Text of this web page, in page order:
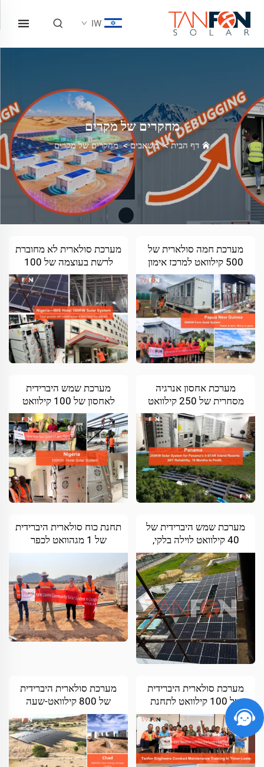
IW
מחקרים של מקרים
דף הבית>משאבים>מחקרים של מקרים
מערכת חמה סולארית של
500 קילוואט למרכז אימון
חקלאי בפפואה גינאה
החדשה
מערכת סולארית לא מחוברת
לרשת בעוצמה של 100
קילוואט למחסום בוטיק
בלאגוס, ניגריה
מערכת אחסון אנרגיה
מסחרית של 250 קילוואט
לمنتجה אייתית בדרגת
חמישה כוכבים בפנמה
מערכת שמש היברידית
לאחסון של 100 קילוואט
למלון בלאגוס, ניגריה
מערכת שמש היברידית של
40 קילוואט לוילה בלקי,
ניגריה
תחנת כוח סולארית היברידית
של 1 מגהוואט לכפר
בלובומבאשי, רפובליקת קונגו
מערכת סולארית היברידית
של 100 קילוואט לתחנת
תקשורת בדילי, טימור
המזרחית
מערכת סולארית היברידית
של 800 קילוואט-שעה
ליישוב בסוגויה, צ'אד